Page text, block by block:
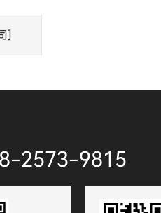
]
2573-9815